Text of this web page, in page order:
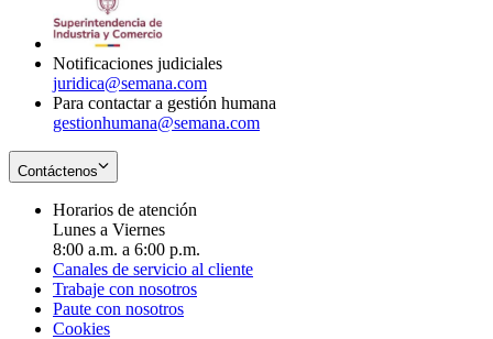
Notificaciones judiciales
juridica@semana.com
Para contactar a gestión humana
gestionhumana@semana.com
Contáctenos
Horarios de atención
Lunes a Viernes
8:00 a.m. a 6:00 p.m.
Canales de servicio al cliente
Trabaje con nosotros
Paute con nosotros
Cookies